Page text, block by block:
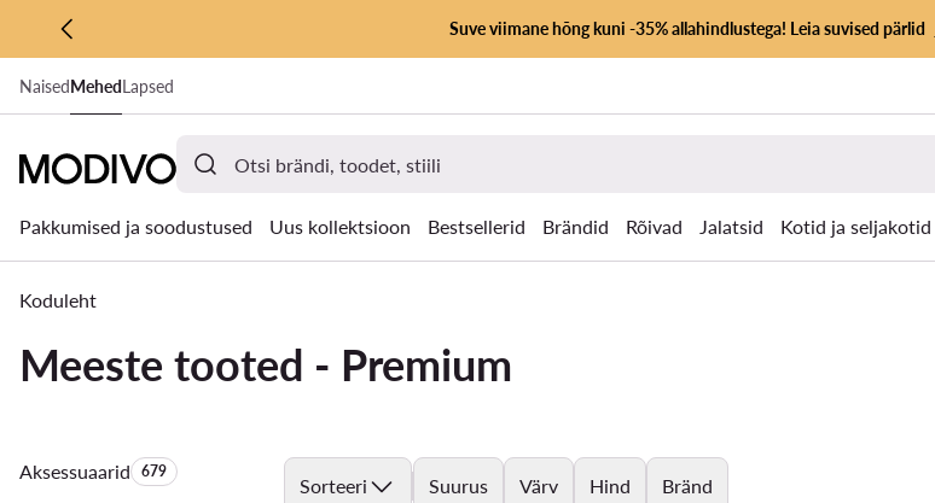
LIIGU PÕHISISU JUURDE
MINE OTSINGUSSE
Suve viimane hõng kuni -35% allahindlustega! Leia suvised pärlid
NaisedMehedLapsed
Pakkumised ja soodustused Uus kollektsioon Bestsellerid Brändid Rõivad Jalatsid Kotid ja seljakotid
Koduleht
Meeste tooted - Premium
AksessuaaridToodete arv:
679
Sorteeri Suurus Värv Hind Bränd